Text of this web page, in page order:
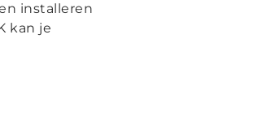
installeren
kan je